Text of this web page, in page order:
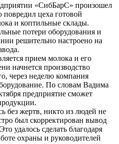
«СибБарС» произошел
цеха готовой
и коптильные склады.
потери оборудования и
решительно настроено на
прием молока и его
начнется производство
через неделю компания
По словам Вадима
предприятие сможет
без жертв, никто из людей не
был скорректирован вывод
удалось сделать благодаря
охраны и руководителей